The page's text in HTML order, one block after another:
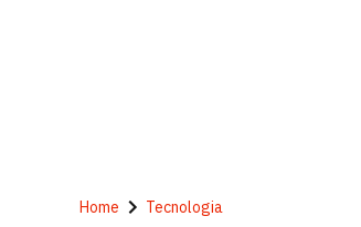
Home Tecnologia